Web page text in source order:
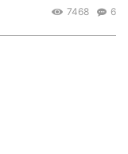
6
7468